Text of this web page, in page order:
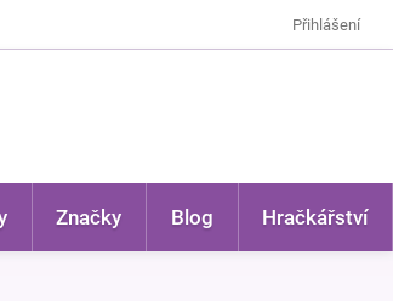
Přihlášení
Značky Blog Hračkářství